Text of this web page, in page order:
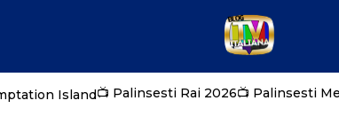
Island📺 Palinsesti Rai 2026📺 Palinsesti